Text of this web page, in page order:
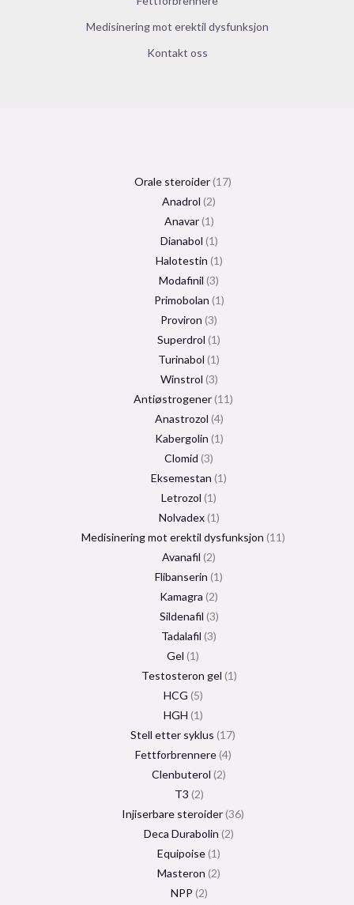
Medisinering mot erektil dysfunksjon
Kontakt oss
Orale steroider 17
Anadrol 2
Anavar 1
Dianabol 1
Halotestin 1
Modafinil 3
Primobolan 1
Proviron 3
Superdrol 1
Turinabol 1
Winstrol 3
Antiøstrogener 11
Anastrozol 4
Kabergolin 1
Clomid 3
Eksemestan 1
Letrozol 1
Nolvadex 1
Medisinering mot erektil dysfunksjon 11
Avanafil 2
Flibanserin 1
Kamagra 2
Sildenafil 3
Tadalafil 3
Gel 1
Testosteron gel 1
HCG 5
HGH 1
Stell etter syklus 17
Fettforbrennere 4
Clenbuterol 2
T3 2
Injiserbare steroider 36
Deca Durabolin 2
Equipoise 1
Masteron 2
NPP 2